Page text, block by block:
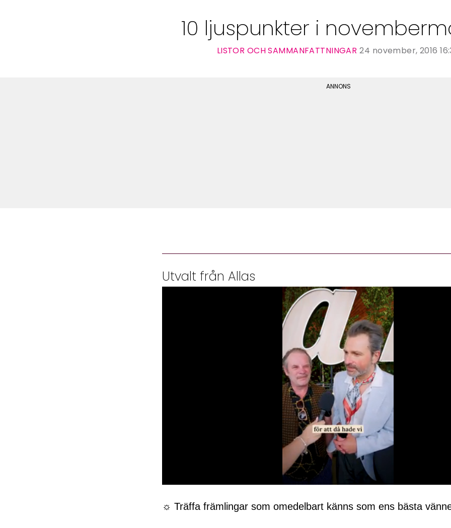
10 ljuspunkter i
LISTOR OCH SAMMANFATTNINGAR 24 november, 2016
Utvalt från Allas
of
50
☼ Träffa främlingar som omedelbart känns som ens bästa